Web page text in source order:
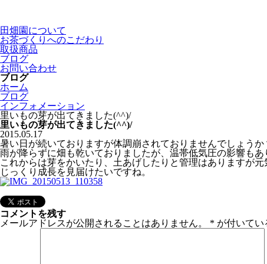
田畑園について
お茶づくりへのこだわり
取扱商品
ブログ
お問い合わせ
ブログ
ホーム
ブログ
インフォメーション
里いもの芽が出てきました(^^)/
里いもの芽が出てきました(^^)/
2015.05.17
暑い日が続いておりますが体調崩されておりませんでしょうか
雨が降らずに畑も乾いておりましたが、温帯低気圧の影響も
これからは芽をかいたり、土あげしたりと管理はありますが
じっくり成長を見届けたいですね。
コメントを残す
メールアドレスが公開されることはありません。
* が付いてい